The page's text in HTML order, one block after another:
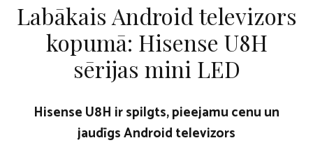
Labākais Android televizors
kopumā: Hisense U8H
sērijas mini LED
Hisense U8H ir spilgts, pieejamu cenu un
jaudīgs Android televizors